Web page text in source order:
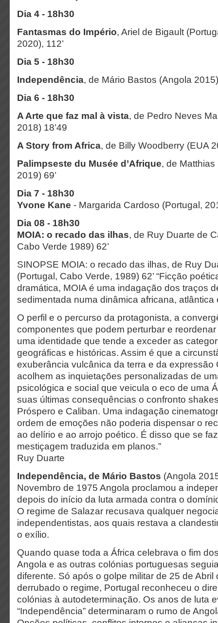
Dia 4 - 18h30
Fantasmas do Império, Ariel de Bigault
2020), 112’
Dia 5 - 18h30
Independência, de Mário Bastos (Angola 2015)
Dia 6 - 18h30
A Arte que faz mal à vista, de Pedro Neves
2018) 18’49
A Story from Africa, de Billy Woodberry (EUA
Palimpseste du Musée d’Afrique, de
2019) 69’
Dia 7 - 18h30
Yvone Kane - Margarida Cardoso (Portugal,
Dia 08 - 18h30
MOIA: o recado das ilhas, de Ruy Duarte de
Cabo Verde 1989) 62’
SINOPSE MOIA: o recado das ilhas, de Ruy
(Portugal, Cabo Verde, 1989) 62’ “Ficção
dramática, MOIA é uma indagação dos traços
sedimentada numa dinâmica africana, atlântica
O perfil e o percurso da protagonista, a
componentes que podem perturbar e
uma identidade que tende a exceder as
geográficas e históricas. Assim é que a
exuberância vulcânica da terra e da expressão
acolhem as inquietações personalizadas de
psicológica e social que veicula o eco de uma
suas últimas consequências o confronto
Próspero e Caliban. Uma indagação
ordem de emoções não poderia dispensar o
ao delírio e ao arrojo poético. É disso que se
mestiçagem traduzida em planos.”
Ruy Duarte
Independência, de Mário Bastos (Angola
Novembro de 1975 Angola proclamou a
depois do início da luta armada contra o
O regime de Salazar recusava qualquer
independentistas, aos quais restava a
o exílio.
Quando quase toda a África celebrava o fim
Angola e as outras colónias portuguesas
diferente. Só após o golpe militar de 25 de Abril
derrubado o regime, Portugal reconheceu o
colónias à autodeterminação. Os anos de luta
“Independência” determinaram o rumo de